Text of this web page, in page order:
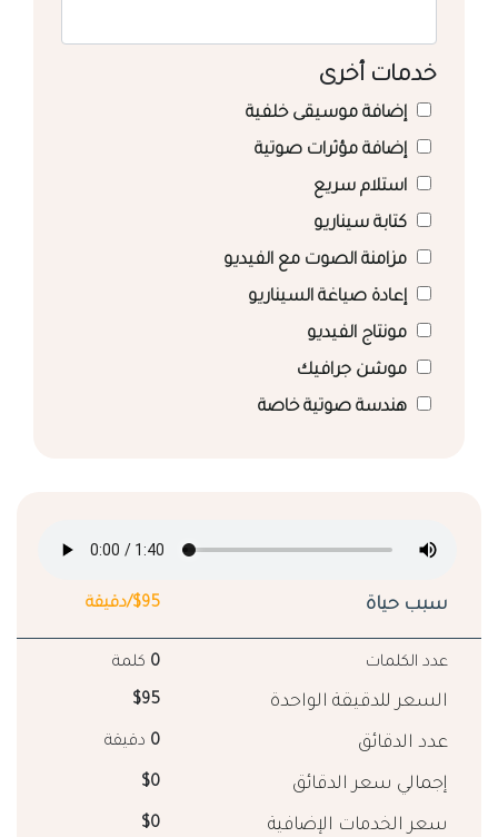
خدمات أخرى
إضافة موسيقى خلفية
إضافة مؤثرات صوتية
استلام سريع
كتابة سيناريو
مزامنة الصوت مع الفيديو
إعادة صياغة السيناريو
مونتاج الفيديو
موشن جرافيك
هندسة صوتية خاصة
سبب حياة $95/دقيقة
عدد الكلمات 0 كلمة
السعر للدقيقة الواحدة $95
عدد الدقائق 0 دقيقة
إجمالي سعر الدقائق $0
سعر الخدمات الإضافية $0